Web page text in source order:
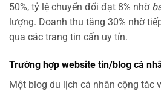
50%, tỷ lệ chuyển đổi đạt 8% nhờ
lượng. Doanh thu tăng 30% nhờ
qua các trang tin cẩn uy tín.
Trường hợp website tin/blog cá
Một blog du lịch cá nhân cộng tác